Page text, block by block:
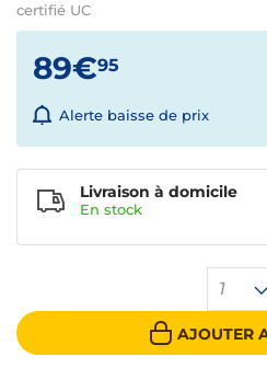
certifié UC
89€95
Alerte baisse de prix
1
AJOUTER
Livraison à domicile
En stock